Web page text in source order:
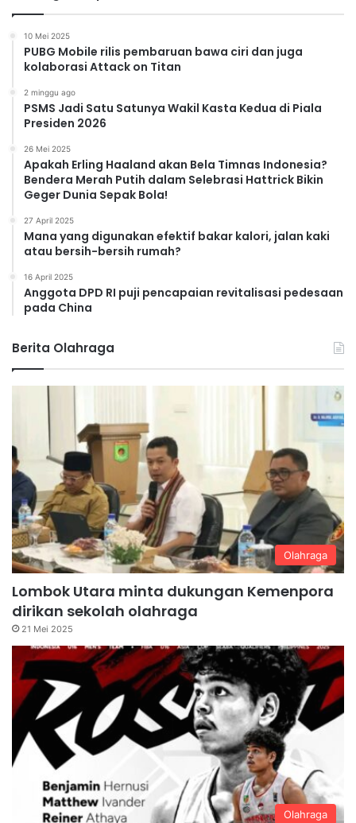
10 Mei 2025
PUBG Mobile rilis pembaruan bawa ciri dan juga
kolaborasi Attack on Titan
2 minggu ago
PSMS Jadi Satu Satunya Wakil Kasta Kedua di Piala
Presiden 2026
26 Mei 2025
Apakah Erling Haaland akan Bela Timnas Indonesia?
Bendera Merah Putih dalam Selebrasi Hattrick Bikin
Geger Dunia Sepak Bola!
27 April 2025
Mana yang digunakan efektif bakar kalori, jalan kaki
atau bersih-bersih rumah?
16 April 2025
Anggota DPD RI puji pencapaian revitalisasi pedesaan
pada China
Berita Olahraga
Olahraga
Lombok Utara minta dukungan Kemenpora
dirikan sekolah olahraga
21 Mei 2025
Olahraga